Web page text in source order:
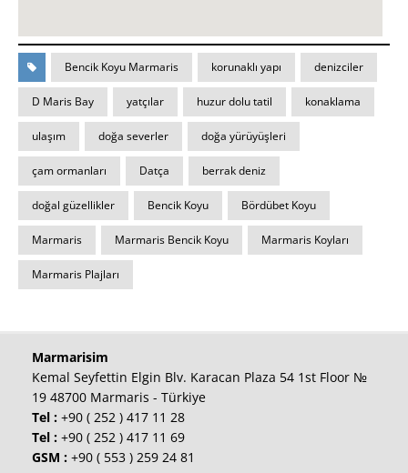
Bencik Koyu Marmaris korunaklı yapı denizciler
D Maris Bay yatçılar huzur dolu tatil konaklama
ulaşım doğa severler doğa yürüyüşleri
çam ormanları Datça berrak deniz
doğal güzellikler Bencik Koyu Bördübet Koyu
Marmaris Marmaris Bencik Koyu Marmaris Koyları
Marmaris Plajları
Marmarisim
Kemal Seyfettin Elgin Blv. Karacan Plaza 54 1st Floor №
19 48700 Marmaris - Türkiye
Tel : +90 ( 252 ) 417 11 28
Tel : +90 ( 252 ) 417 11 69
GSM : +90 ( 553 ) 259 24 81